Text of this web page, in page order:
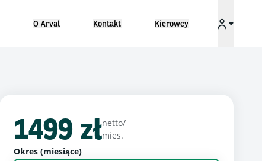
O Arval Kontakt Kierowcy
1499 złnetto/
mies.
Okres (miesiące)